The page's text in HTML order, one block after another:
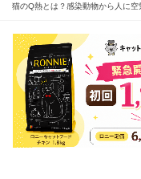
猫のQ熱とは？感染動物から人に